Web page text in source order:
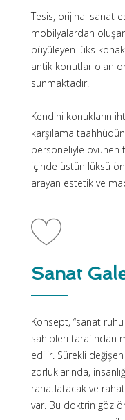
Tesis, orijinal sanat
mobilyalardan
büyüleyen lüks
antik konutlar olan
sunmaktadır.
Kendini konukların
karşılama
personeliyle övünen
içinde üstün lüksü
Sanat
Konsept, “sanat
sahipleri tarafından
edilir. Sürekli
zorluklarında,
rahatlatacak ve
var. Bu doktrin göz